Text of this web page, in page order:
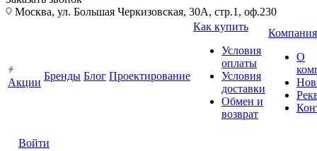
Москва, ул. Большая Черкизовская, 30А, стр.1, оф.230
Акции
Бренды Блог Проектирование
Как купить
Условия
оплаты
Условия
доставки
Обмен и
возврат
Компания
О
Войти